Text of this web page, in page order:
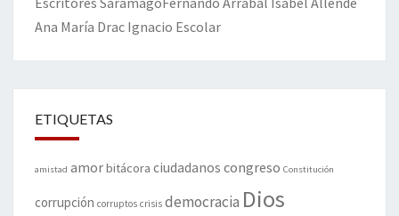
Ana María Drac Ignacio Escolar
ETIQUETAS
amistad amorbitácora ciudadanos congreso Constitución
corrupción corruptos crisis democracia Dios